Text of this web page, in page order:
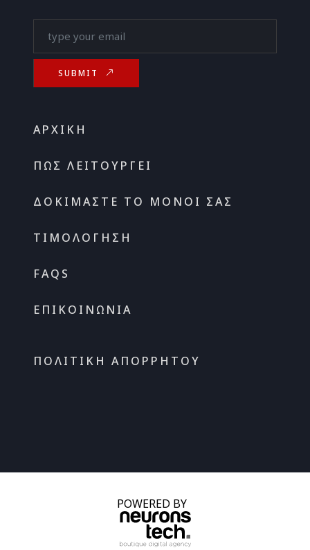
SUBMIT
ΑΡΧΙΚΉ
ΠΏΣ ΛΕΙΤΟΥΡΓΕΊ
ΔΟΚΙΜΆΣΤΕ ΤΟ ΜΌΝΟΙ ΣΑΣ
ΤΙΜΟΛΌΓΗΣΗ
FAQS
ΕΠΙΚΟΙΝΩΝΊΑ
ΠΟΛΙΤΙΚΉ ΑΠΟΡΡΉΤΟΥ
POWERED BY